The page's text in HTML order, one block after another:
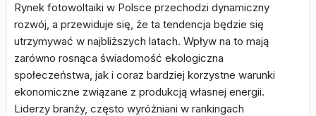
Rynek fotowoltaiki w Polsce przechodzi dynamiczny
rozwój, a przewiduje się, że ta tendencja będzie się
utrzymywać w najbliższych latach. Wpływ na to mają
zarówno rosnąca świadomość ekologiczna
społeczeństwa, jak i coraz bardziej korzystne warunki
ekonomiczne związane z produkcją własnej energii.
Liderzy branży, często wyróżniani w rankingach